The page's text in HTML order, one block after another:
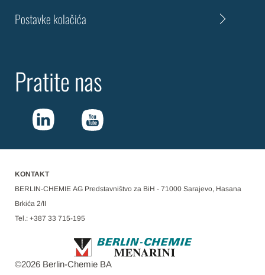
Postavke kolačića
Pratite nas
KONTAKT
BERLIN-CHEMIE AG Predstavništvo za BiH - 71000 Sarajevo, Hasana
Brkića 2/II
Tel.: +387 33 715-195
©2026 Berlin-Chemie BA